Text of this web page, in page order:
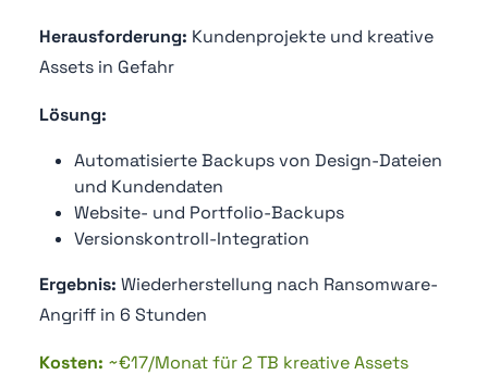
Herausforderung: Kundenprojekte und kreative
Assets in Gefahr
Lösung:
Automatisierte Backups von Design-Dateien
und Kundendaten
Website- und Portfolio-Backups
Versionskontroll-Integration
Ergebnis: Wiederherstellung nach Ransomware-
Angriff in 6 Stunden
Kosten: ~€17/Monat für 2 TB kreative Assets